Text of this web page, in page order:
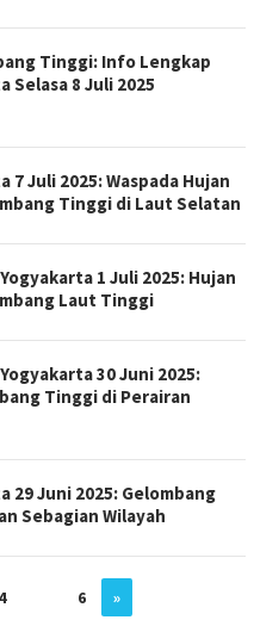
Tinggi: Info Lengkap
Selasa 8 Juli 2025
7 Juli 2025: Waspada Hujan
Tinggi di Laut Selatan
1 Juli 2025: Hujan
Laut Tinggi
30 Juni 2025:
Tinggi di Perairan
29 Juni 2025: Gelombang
Sebagian Wilayah
4 6 »